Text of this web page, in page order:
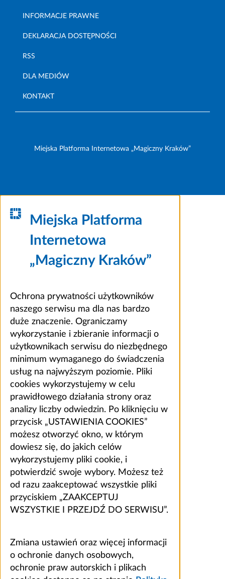
INFORMACJE PRAWNE
DEKLARACJA DOSTĘPNOŚCI
RSS
DLA MEDIÓW
KONTAKT
Miejska Platforma Internetowa „Magiczny Kraków”
Miejska Platforma
Internetowa
„Magiczny Kraków”
Ochrona prywatności użytkowników
naszego serwisu ma dla nas bardzo
duże znaczenie. Ograniczamy
wykorzystanie i zbieranie informacji o
użytkownikach serwisu do niezbędnego
minimum wymaganego do świadczenia
usług na najwyższym poziomie. Pliki
cookies wykorzystujemy w celu
prawidłowego działania strony oraz
analizy liczby odwiedzin. Po kliknięciu w
przycisk „USTAWIENIA COOKIES”
możesz otworzyć okno, w którym
dowiesz się, do jakich celów
wykorzystujemy pliki cookie, i
potwierdzić swoje wybory. Możesz też
od razu zaakceptować wszystkie pliki
przyciskiem „ZAAKCEPTUJ
WSZYSTKIE I PRZEJDŹ DO SERWISU”.
Zmiana ustawień oraz więcej informacji
o ochronie danych osobowych,
ochronie praw autorskich i plikach